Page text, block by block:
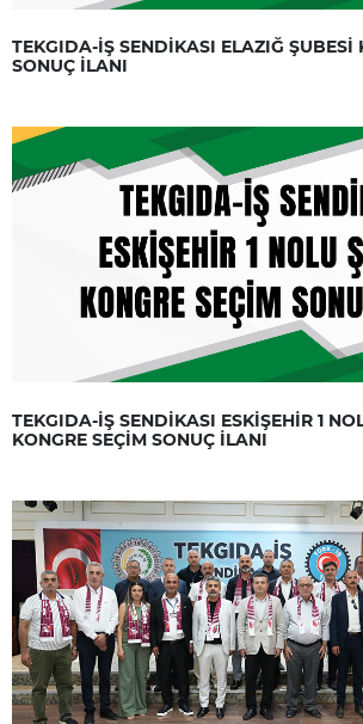
TEKGIDA-İŞ SENDİKASI ELAZIĞ ŞUBESİ
SONUÇ İLANI
TEKGIDA-İŞ SENDİKASI ESKİŞEHİR 1
KONGRE SEÇİM SONUÇ İLANI